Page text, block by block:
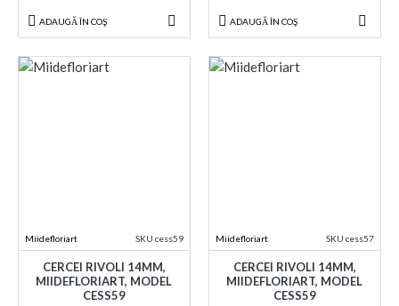
ADAUGĂ ÎN COŞ ADAUGĂ ÎN COŞ
Miidefloriart SKU cess59
CERCEI RIVOLI 14MM,
MIIDEFLORIART, MODEL
CESS59
Miidefloriart SKU cess57
CERCEI RIVOLI 14MM,
MIIDEFLORIART, MODEL
CESS59